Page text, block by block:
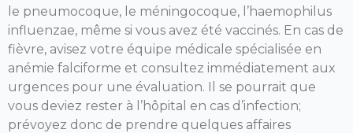
le pneumocoque, le méningocoque, l’haemophilus
influenzae, même si vous avez été vaccinés. En cas de
fièvre, avisez votre équipe médicale spécialisée en
anémie falciforme et consultez immédiatement aux
urgences pour une évaluation. Il se pourrait que
vous deviez rester à l’hôpital en cas d’infection;
prévoyez donc de prendre quelques affaires